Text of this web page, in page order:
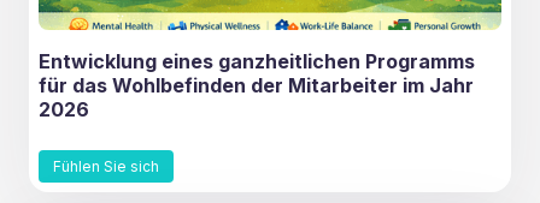
Entwicklung eines ganzheitlichen Programms
für das Wohlbefinden der Mitarbeiter im Jahr
2026
Fühlen Sie sich